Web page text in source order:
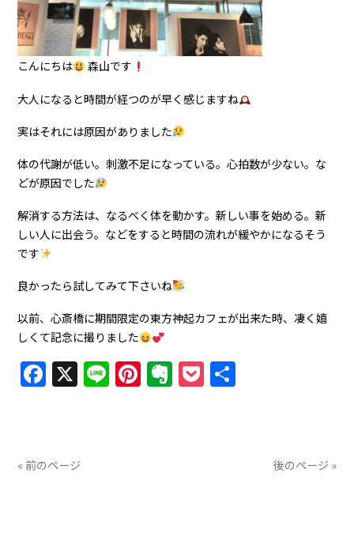
こんにちは 森山です
大人になると時間が経つのが早く感じますね
実はそれには原因がありました
体の代謝が低い。刺激不足になっている。心拍数が少ない。な
どが原因でした
解消する方法は、なるべく体を動かす。新しい事を始める。新
しい人に出会う。などをすると時間の流れが緩やかになるそう
です
良かったら試してみて下さいね
以前、心斎橋に期間限定の東方神起カフェが出来た時、凄く嬉
しくて記念に撮りました
Facebook
X LinePinterest
Evernote
Pocket
« 前のページ 後のページ »